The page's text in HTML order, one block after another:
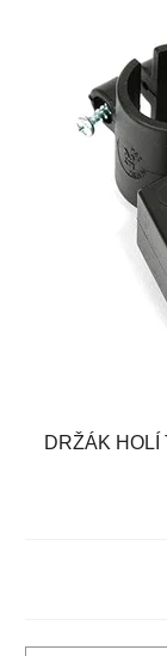
DRŽÁK HOLÍ